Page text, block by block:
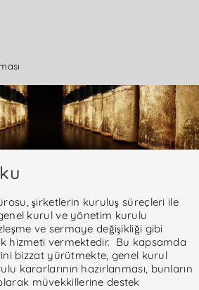
şirketlerin kuruluş süreçleri ile
genel kurul ve yönetim kurulu
ve sermaye değişikliği gibi
hizmeti vermektedir. Bu kapsamda
bizzat yürütmekte, genel kurul
kararlarının hazırlanması, bunların
müvekkillerine destek